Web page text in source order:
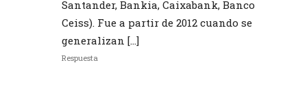
Santander, Bankia, Caixabank, Banco
Ceiss). Fue a partir de 2012 cuando se
generalizan […]
Respuesta